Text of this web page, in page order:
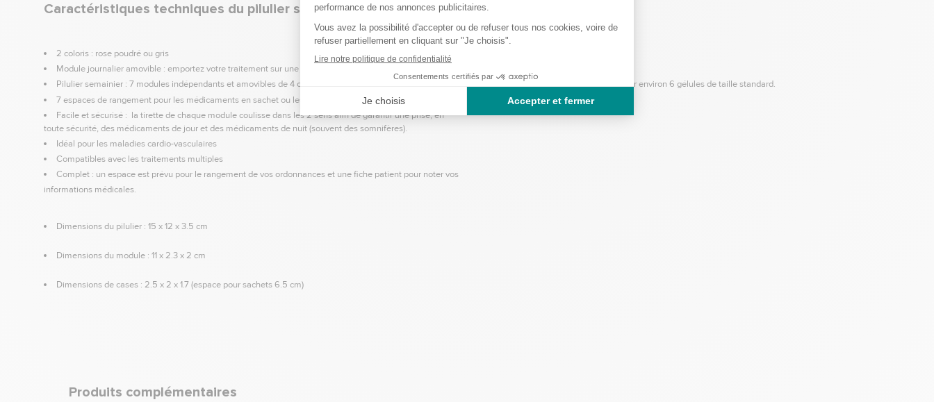
Caractéristiques techniques du pilulier semainier Cardio Pilbox Rose poudré ou Gris
2 coloris : rose poudré ou gris
Module journalier amovible : emportez votre traitement sur une journée !
Pilulier semainier : 7 modules indépendants et amovibles de 4 cases chacun (matin, midi, soir, nuit) : chaque case (correspondant à 1 prise) peut contenir environ 6 gélules de taille standard.
7 espaces de rangement pour les médicaments en sachet ou les cartes.
Facile et sécurisé : la tirette de chaque module coulisse dans les 2 sens afin de garantir une prise, en
toute sécurité, des médicaments de jour et des médicaments de nuit (souvent des somnifères).
Idéal pour les maladies cardio-vasculaires
Compatibles avec les traitements multiples
Complet : un espace est prévu pour le rangement de vos ordonnances et une fiche patient pour noter vos
informations médicales.
Dimensions du pilulier : 15 x 12 x 3.5 cm
Dimensions du module : 11 x 2.3 x 2 cm
Dimensions de cases : 2.5 x 2 x 1.7 (espace pour sachets 6.5 cm)
Produits complémentaires